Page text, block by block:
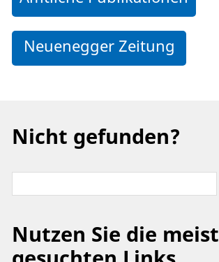
Neuenegger Zeitung
Nicht gefunden?
Nutzen Sie die meist